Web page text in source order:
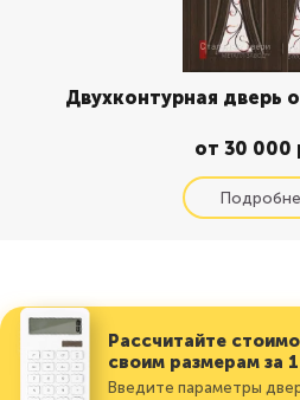
Двухконтурная дверь
от 30 000
Рассчитайте
своим размерам за
Введите параметры